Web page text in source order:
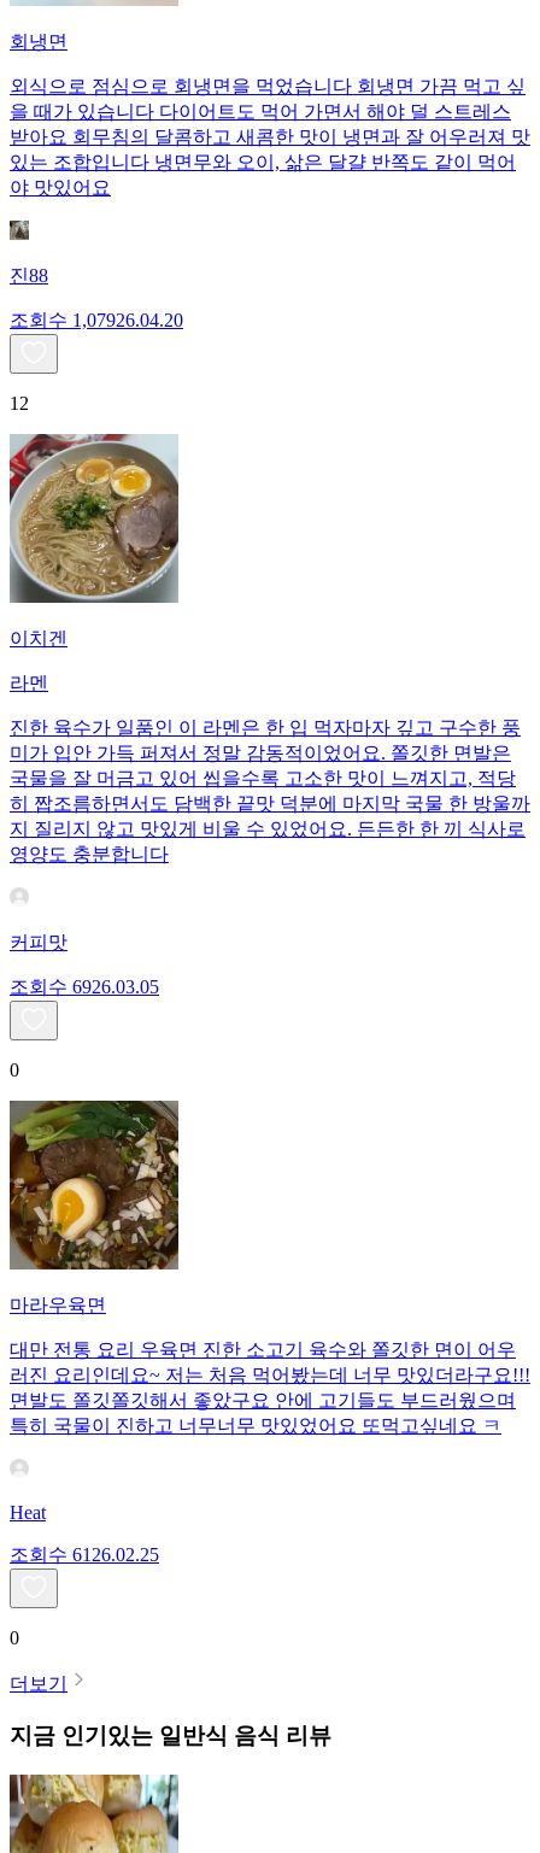
회냉면
외식으로 점심으로 회냉면을 먹었습니다 회냉면 가끔 먹고 싶
을 때가 있습니다 다이어트도 먹어 가면서 해야 덜 스트레스
받아요 회무침의 달콤하고 새콤한 맛이 냉면과 잘 어우러져 맛
있는 조합입니다 냉면무와 오이, 삶은 달걀 반쪽도 같이 먹어
야 맛있어요
진88
조회수 1,07926.04.20
12
이치겐
라멘
진한 육수가 일품인 이 라멘은 한 입 먹자마자 깊고 구수한 풍
미가 입안 가득 퍼져서 정말 감동적이었어요. 쫄깃한 면발은
국물을 잘 머금고 있어 씹을수록 고소한 맛이 느껴지고, 적당
히 짭조름하면서도 담백한 끝맛 덕분에 마지막 국물 한 방울까
지 질리지 않고 맛있게 비울 수 있었어요. 든든한 한 끼 식사로
영양도 충분합니다
커피맛
조회수 6926.03.05
0
마라우육면
대만 전통 요리 우육면 진한 소고기 육수와 쫄깃한 면이 어우
러진 요리인데요~ 저는 처음 먹어봤는데 너무 맛있더라구요!!!
면발도 쫄깃쫄깃해서 좋았구요 안에 고기들도 부드러웠으며
특히 국물이 진하고 너무너무 맛있었어요 또먹고싶네요 ㅋ
Heat
조회수 61 26.02.25
0
더보기
지금 인기있는 일반식 음식 리뷰